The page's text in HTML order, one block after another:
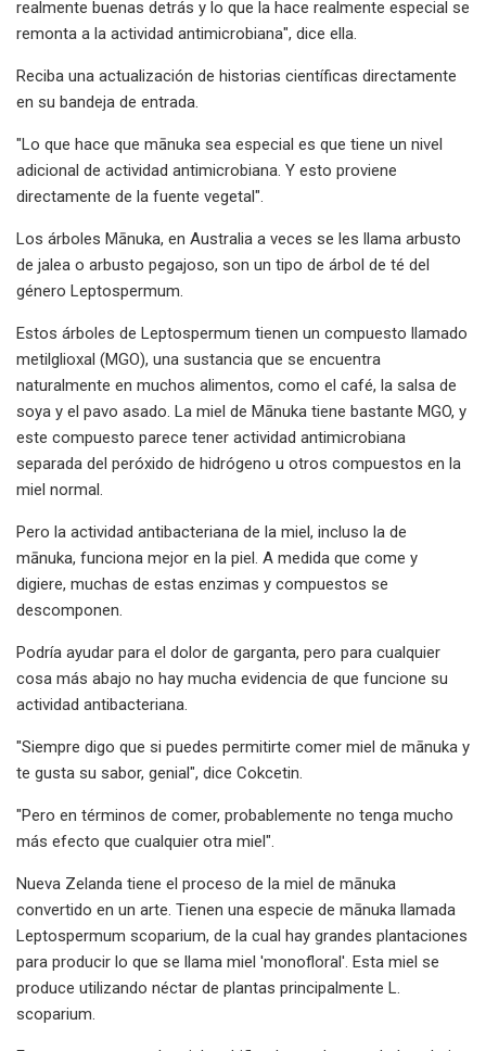
realmente buenas detrás y lo que la hace realmente especial se
remonta a la actividad antimicrobiana", dice ella.
Reciba una actualización de historias científicas directamente
en su bandeja de entrada.
"Lo que hace que mānuka sea especial es que tiene un nivel
adicional de actividad antimicrobiana. Y esto proviene
directamente de la fuente vegetal".
Los árboles Mānuka, en Australia a veces se les llama arbusto
de jalea o arbusto pegajoso, son un tipo de árbol de té del
género Leptospermum.
Estos árboles de Leptospermum tienen un compuesto llamado
metilglioxal (MGO), una sustancia que se encuentra
naturalmente en muchos alimentos, como el café, la salsa de
soya y el pavo asado. La miel de Mānuka tiene bastante MGO, y
este compuesto parece tener actividad antimicrobiana
separada del peróxido de hidrógeno u otros compuestos en la
miel normal.
Pero la actividad antibacteriana de la miel, incluso la de
mānuka, funciona mejor en la piel. A medida que come y
digiere, muchas de estas enzimas y compuestos se
descomponen.
Podría ayudar para el dolor de garganta, pero para cualquier
cosa más abajo no hay mucha evidencia de que funcione su
actividad antibacteriana.
"Siempre digo que si puedes permitirte comer miel de mānuka y
te gusta su sabor, genial", dice Cokcetin.
"Pero en términos de comer, probablemente no tenga mucho
más efecto que cualquier otra miel".
Nueva Zelanda tiene el proceso de la miel de mānuka
convertido en un arte. Tienen una especie de mānuka llamada
Leptospermum scoparium, de la cual hay grandes plantaciones
para producir lo que se llama miel 'monofloral'. Esta miel se
produce utilizando néctar de plantas principalmente L.
scoparium.